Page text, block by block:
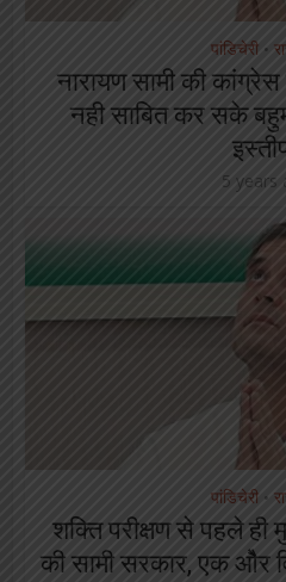
पांडिचेरी •
नारायण सामी की
नही साबित कर सके
5 years
पांडिचेरी •
शक्ति परीक्षण से पहले
की सामी सरकार, एक ओैर